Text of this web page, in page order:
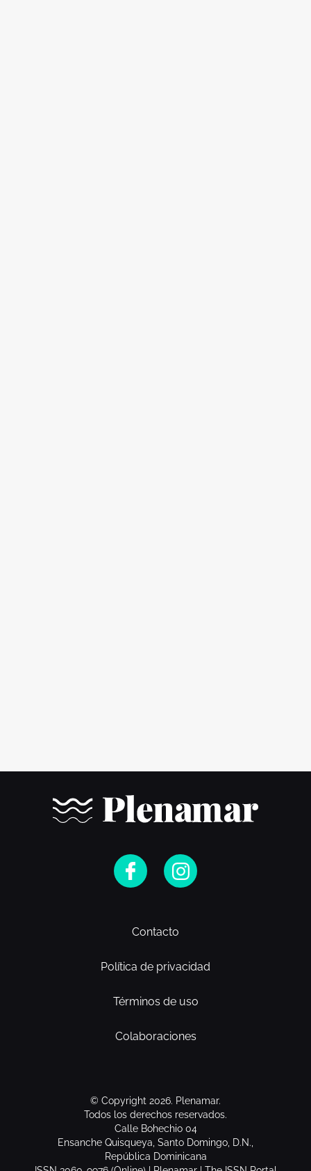
Contacto
Política de privacidad
Términos de uso
Colaboraciones
© Copyright 2026. Plenamar.
Todos los derechos reservados.
Calle Bohechio 04
Ensanche Quisqueya, Santo Domingo, D.N.,
República Dominicana